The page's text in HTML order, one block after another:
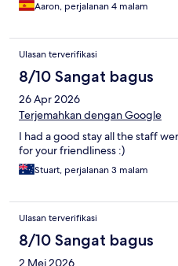
Aaron, perjalanan 4 malam
Ulasan terverifikasi
8/10 Sangat bagus
26 Apr 2026
Terjemahkan dengan Google
I had a good stay all the staff
for your friendliness :)
Stuart, perjalanan 3 malam
Ulasan terverifikasi
8/10 Sangat bagus
2 Mei 2026